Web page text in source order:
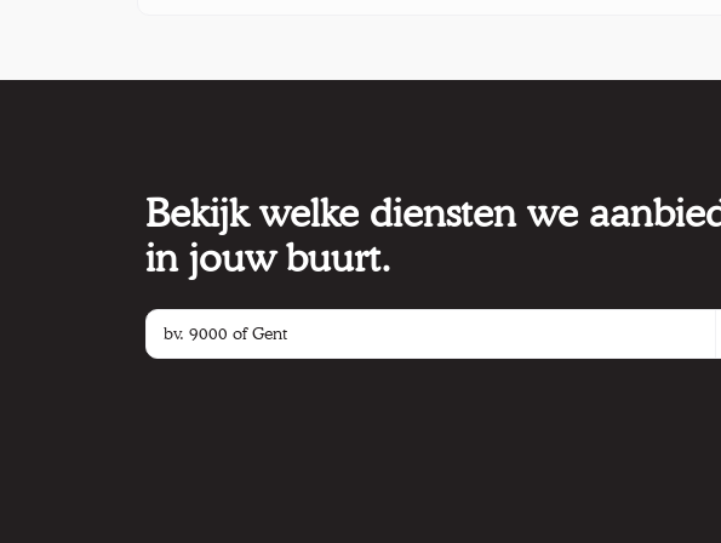
Bekijk welke diensten we
in jouw buurt.